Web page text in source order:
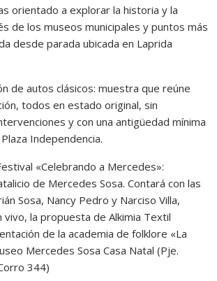
orientado a explorar la historia y la
de los museos municipales y puntos más
desde parada ubicada en Laprida
de autos clásicos: muestra que reúne
todos en estado original, sin
y con una antigüedad mínima
Independencia.
«Celebrando a Mercedes»:
de Mercedes Sosa. Contará con las
Sosa, Nancy Pedro y Narciso Villa,
la propuesta de Alkimia Textil
de la academia de folklore «La
Mercedes Sosa Casa Natal (Pje.
344)